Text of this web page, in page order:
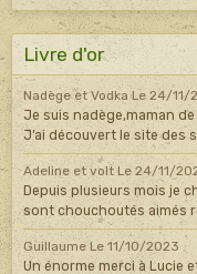
Livre d'or
Nadège et Vodka Le 24/11/
Je suis nadège,maman
J’ai découvert le site des
Adeline et volt Le 24/11/
Depuis plusieurs mois je
sont chouchoutés aimés
Guillaume Le 11/10/2023
Un énorme merci à Lucie